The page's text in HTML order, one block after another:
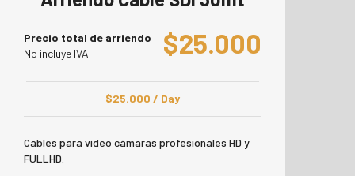
Precio total de arriendo
No incluye IVA
$25.000
$25.000 / Day
Cables para video cámaras profesionales HD y
FULLHD.